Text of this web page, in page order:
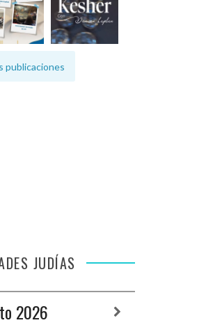
publicaciones
JUDÍAS
2026